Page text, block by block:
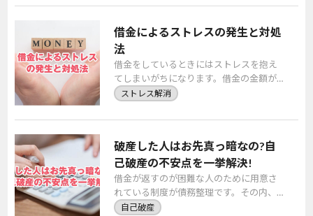
自身で借金をし […]
借金によるストレスの発生と対処
法
借金をしているときにはストレスを抱え
てしまいがちになります。借金の金額が
肥大化したり、借りている期間が長期化
しまいがちなので […]
ストレス解消
破産した人はお先真っ暗なの?自
己破産の不安点を一挙解決!
借金が返すのが困難な人のために用意さ
れている制度が債務整理です。その内、
最終手段となるのが自己破産です。 自己
自己破産